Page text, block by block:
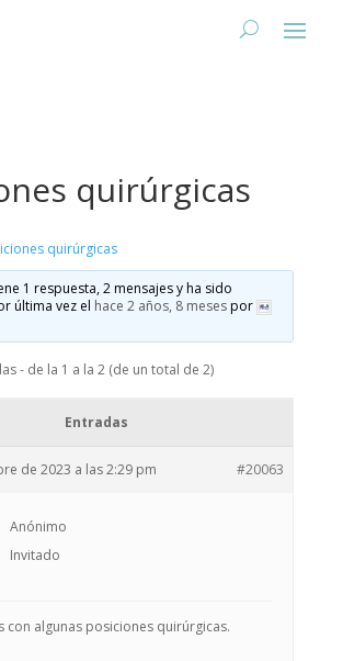
quirúrgicas
quirúrgicas
1 respuesta, 2 mensajes y ha sido
última vez el hace 2 años, 8 mesespor
- de la 1 a la 2 (de un total de 2)
Entradas
de 2023 a las 2:29 pm #20063
Anónimo
Invitado
con algunas posiciones quirúrgicas.